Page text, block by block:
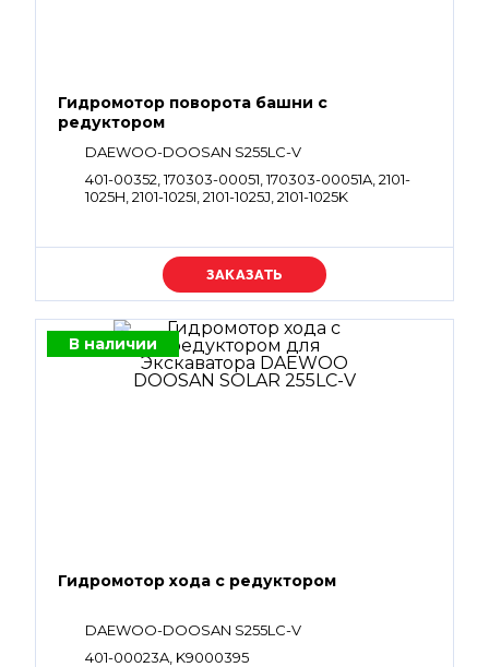
Гидромотор поворота башни с
редуктором
DAEWOO-DOOSAN S255LC-V
401-00352, 170303-00051, 170303-00051A, 2101-
1025H, 2101-1025I, 2101-1025J, 2101-1025K
Уточняйте цену
В наличии
Гидромотор хода с редуктором
DAEWOO-DOOSAN S255LC-V
401-00023A, K9000395